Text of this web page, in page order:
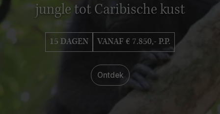
jungle tot Caribische kust
15 DAGEN VANAF € 7.850,- P.P.
Ontdek